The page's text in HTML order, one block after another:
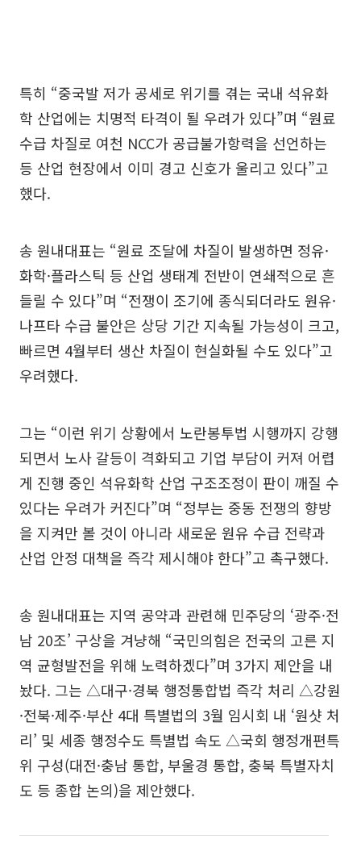
특히 “중국발 저가 공세로 위기를 겪는 국내 석유화
학 산업에는 치명적 타격이 될 우려가 있다”며 “원료
수급 차질로 여천 NCC가 공급불가항력을 선언하는
등 산업 현장에서 이미 경고 신호가 울리고 있다”고
했다.
송 원내대표는 “원료 조달에 차질이 발생하면 정유·
화학·플라스틱 등 산업 생태계 전반이 연쇄적으로 흔
들릴 수 있다”며 “전쟁이 조기에 종식되더라도 원유·
나프타 수급 불안은 상당 기간 지속될 가능성이 크고,
빠르면 4월부터 생산 차질이 현실화될 수도 있다”고
우려했다.
그는 “이런 위기 상황에서 노란봉투법 시행까지 강행
되면서 노사 갈등이 격화되고 기업 부담이 커져 어렵
게 진행 중인 석유화학 산업 구조조정이 판이 깨질 수
있다는 우려가 커진다”며 “정부는 중동 전쟁의 향방
을 지켜만 볼 것이 아니라 새로운 원유 수급 전략과
산업 안정 대책을 즉각 제시해야 한다”고 촉구했다.
송 원내대표는 지역 공약과 관련해 민주당의 ‘광주·전
남 20조’ 구상을 겨냥해 “국민의힘은 전국의 고른 지
역 균형발전을 위해 노력하겠다”며 3가지 제안을 내
놨다. 그는 △대구·경북 행정통합법 즉각 처리 △강원
·전북·제주·부산 4대 특별법의 3월 임시회 내 ‘원샷 처
리’ 및 세종 행정수도 특별법 속도 △국회 행정개편특
위 구성(대전·충남 통합, 부울경 통합, 충북 특별자치
도 등 종합 논의)을 제안했다.